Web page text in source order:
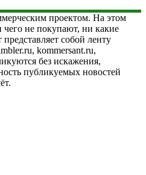
проектом. На этом
чего не покупают, ни какие
собой ленту
kommersant.ru,
без искажения,
публикуемых новостей